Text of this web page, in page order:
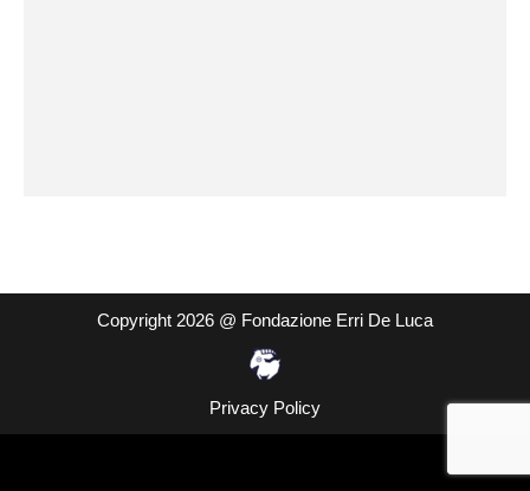
Copyright 2026 @ Fondazione Erri De Luca
Privacy Policy